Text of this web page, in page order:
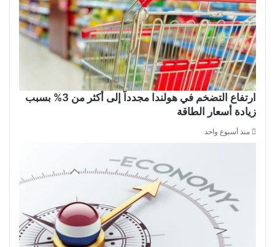
ارتفاع التضخم في هولندا مجدداً إلى أكثر من 3% بسبب
زيادة أسعار الطاقة
منذ أسبوع واحد